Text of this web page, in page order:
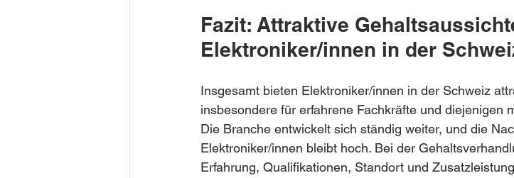
Fazit: Attraktive
Elektroniker/innen in der
Insgesamt bieten Elektroniker/innen in der Schweiz
insbesondere für erfahrene Fachkräfte und diejenigen
Die Branche entwickelt sich ständig weiter, und die
Elektroniker/innen bleibt hoch. Bei der
Erfahrung, Qualifikationen, Standort und